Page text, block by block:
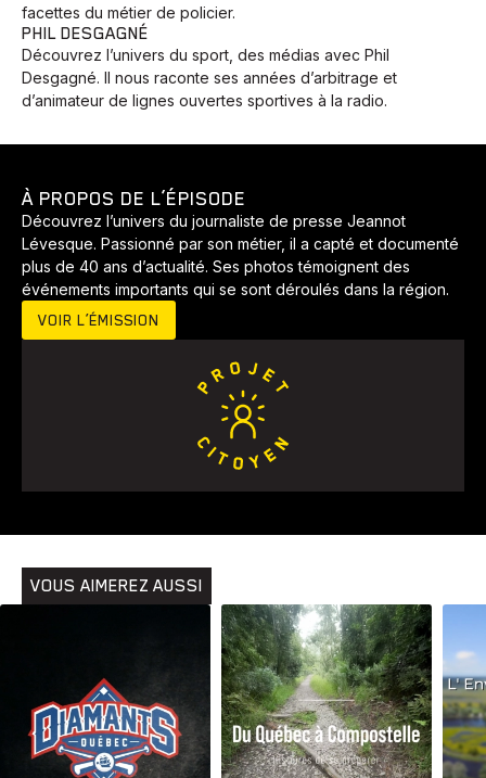
Animaux Avenir Bingo Communauté Culture
Développement Histoires Pêche Santé Sport
Voyage Yoga
facettes du métier de policier.
PHIL DESGAGNÉ
Découvrez l’univers du sport, des médias avec Phil
Desgagné. Il nous raconte ses années d’arbitrage et
d’animateur de lignes ouvertes sportives à la radio.
À PROPOS DE L’ÉPISODE
Découvrez l’univers du journaliste de presse Jeannot
Lévesque. Passionné par son métier, il a capté et documenté
plus de 40 ans d’actualité. Ses photos témoignent des
événements importants qui se sont déroulés dans la région.
VOIR L’ÉMISSION
VOUS AIMEREZ AUSSI